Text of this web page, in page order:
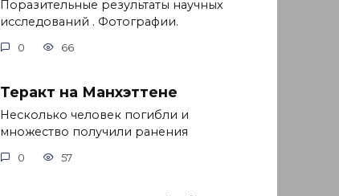
Поразительные результаты научных
исследований . Фотографии.
0 66
Теракт на Манхэттене
Несколько человек погибли и
множество получили ранения
0 57